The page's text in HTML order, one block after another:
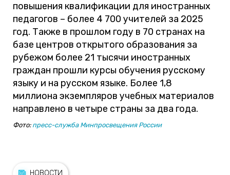
повышения квалификации для иностранных
педагогов – более 4 700 учителей за 2025
год. Также в прошлом году в 70 странах на
базе центров открытого образования за
рубежом более 21 тысячи иностранных
граждан прошли курсы обучения русскому
языку и на русском языке. Более 1,8
миллиона экземпляров учебных материалов
направлено в четыре страны за два года.
Фото: пресс-служба Минпросвещения России
НОВОСТИ